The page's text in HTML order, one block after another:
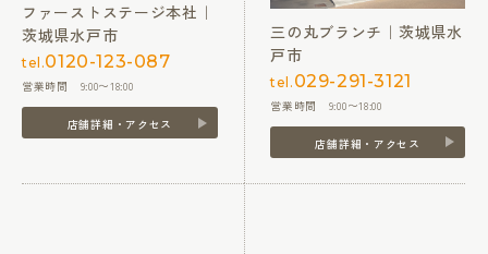
ファーストステージ本社｜
茨城県水戸市
tel.0120-123-087
営業時間 9:00〜18:00
店舗詳細・アクセス
三の丸ブランチ｜茨城県水
戸市
tel. 029-291-3121
営業時間 9:00〜18:00
店舗詳細・アクセス